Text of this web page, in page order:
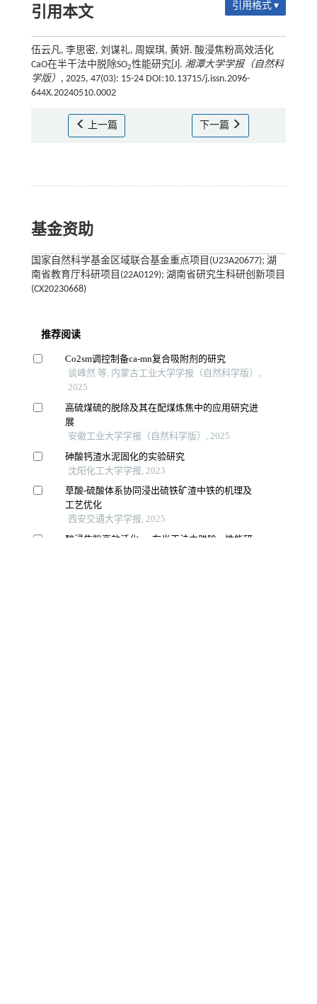
引用本文 引用格式 ▾
伍云凡, 李思密, 刘谋礼, 周娱琪, 黄妍. 酸浸焦粉高效活化
CaO在半干法中脱除SO2性能研究[J]. 湘潭大学学报（自然科
学版） , 2025, 47(03): 15-24 DOI:10.13715/j.issn.2096-
644X.20240510.0002
上一篇 下一篇
基金资助
国家自然科学基金区域联合基金重点项目(U23A20677); 湖
南省教育厅科研项目(22A0129); 湖南省研究生科研创新项目
(CX20230668)